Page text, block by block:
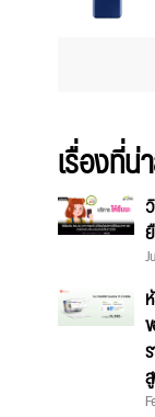
เรื่องที่น่